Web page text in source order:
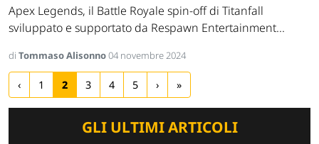
Apex Legends, il Battle Royale spin-off di Titanfall
sviluppato e supportato da Respawn Entertainment...
di Tommaso Alisonno04 novembre 2024
‹ 1 2 3 4 5 › »
GLI ULTIMI ARTICOLI